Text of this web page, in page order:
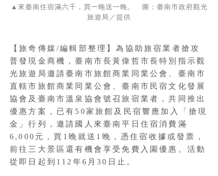
▲來臺南住宿滿六千，買一晚送一晚。 圖：臺南市政府觀光
旅遊局／提供
【旅奇傳媒/編輯部整理】為協助旅宿業者搶攻
普發現金商機，臺南市長黃偉哲市長特別指示觀
光旅遊局邀請臺南市旅館商業同業公會、臺南市
直轄市旅館商業同業公會、臺南市民宿文化發展
協會及臺南市溫泉協會號召旅宿業者，共同推出
優惠方案，已有50家旅館及民宿響應加入「搶現
金」行列，邀請國人來臺南平日住宿消費滿
6,000元，買1晚就送1晚，憑住宿收據或發票，
前往三大景區還有機會享受免費入園優惠。活動
從即日起到112年6月30日止。